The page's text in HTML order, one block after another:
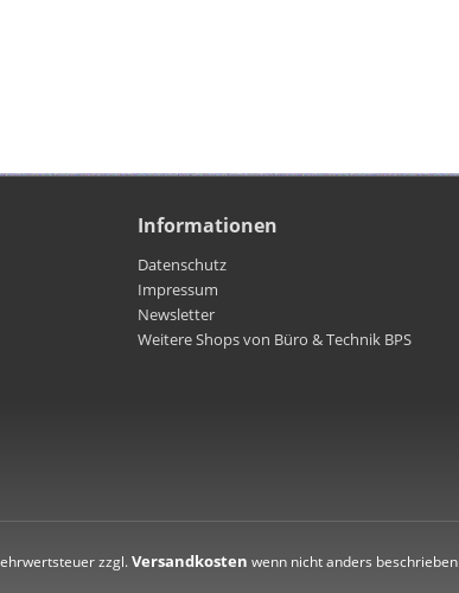
Informationen
Datenschutz
Impressum
Newsletter
Weitere Shops von Büro & Technik BPS
zzgl.Versandkosten wenn nicht anders beschrieben